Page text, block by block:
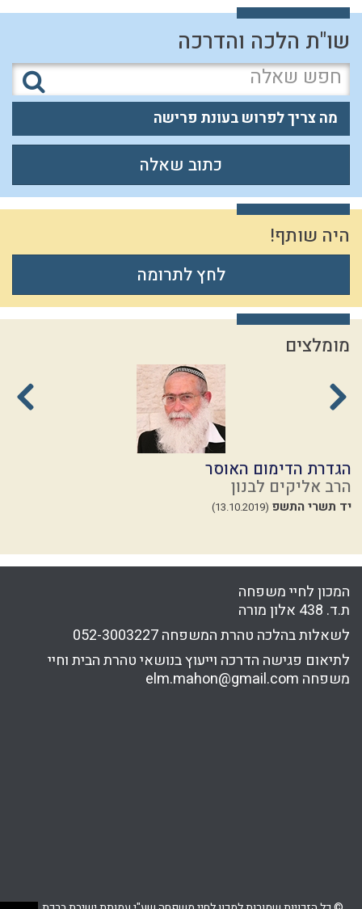
שו"ת הלכה והדרכה
מה צריך לפרוש בעונת פרישה
כתוב שאלה
היה שותף!
לחץ לתרומה
מומלצים
הגדרת הדימום האוסר
הרב אליקים לבנון
יד תשרי התשפ (13.10.2019)
המכון לחיי משפחה
ת.ד. 438 אלון מורה
לשאלות בהלכה טהרת המשפחה052-3003227
לתיאום פגישה הדרכה וייעוץ בנושאי טהרת הבית וחיי
משפחה elm.mahon@gmail.com